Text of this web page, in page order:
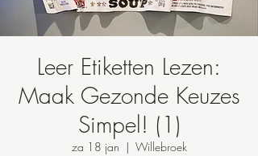
Leer Etiketten Lezen:
Maak Gezonde Keuzes
Simpel! (1)
za 18 jan
  |
Willebroek